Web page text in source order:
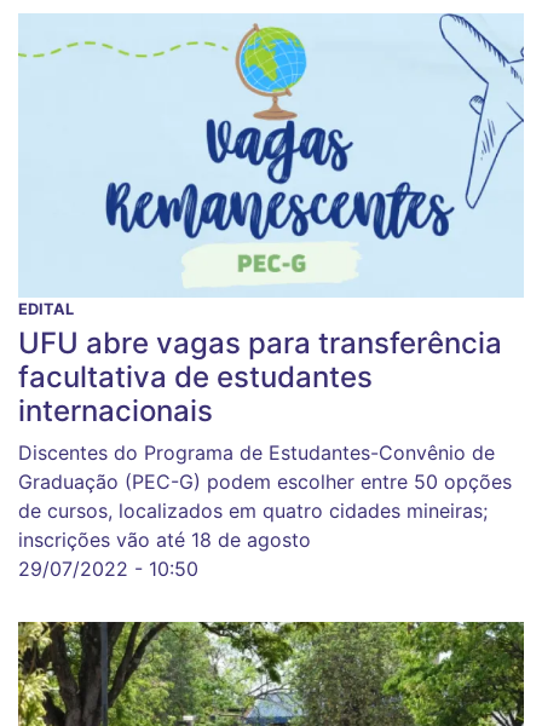
EDITAL
UFU abre vagas para transferência
facultativa de estudantes
internacionais
Discentes do Programa de Estudantes-Convênio de
Graduação (PEC-G) podem escolher entre 50 opções
de cursos, localizados em quatro cidades mineiras;
inscrições vão até 18 de agosto
29/07/2022 - 10:50